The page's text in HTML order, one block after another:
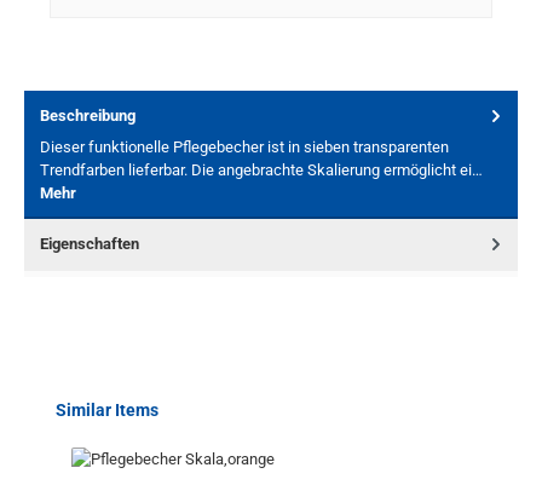
Beschreibung
Dieser funktionelle Pflegebecher ist in sieben transparenten
Trendfarben lieferbar. Die angebrachte Skalierung ermöglicht ei…
Mehr
Eigenschaften
Produktgalerie überspringen
Similar Items